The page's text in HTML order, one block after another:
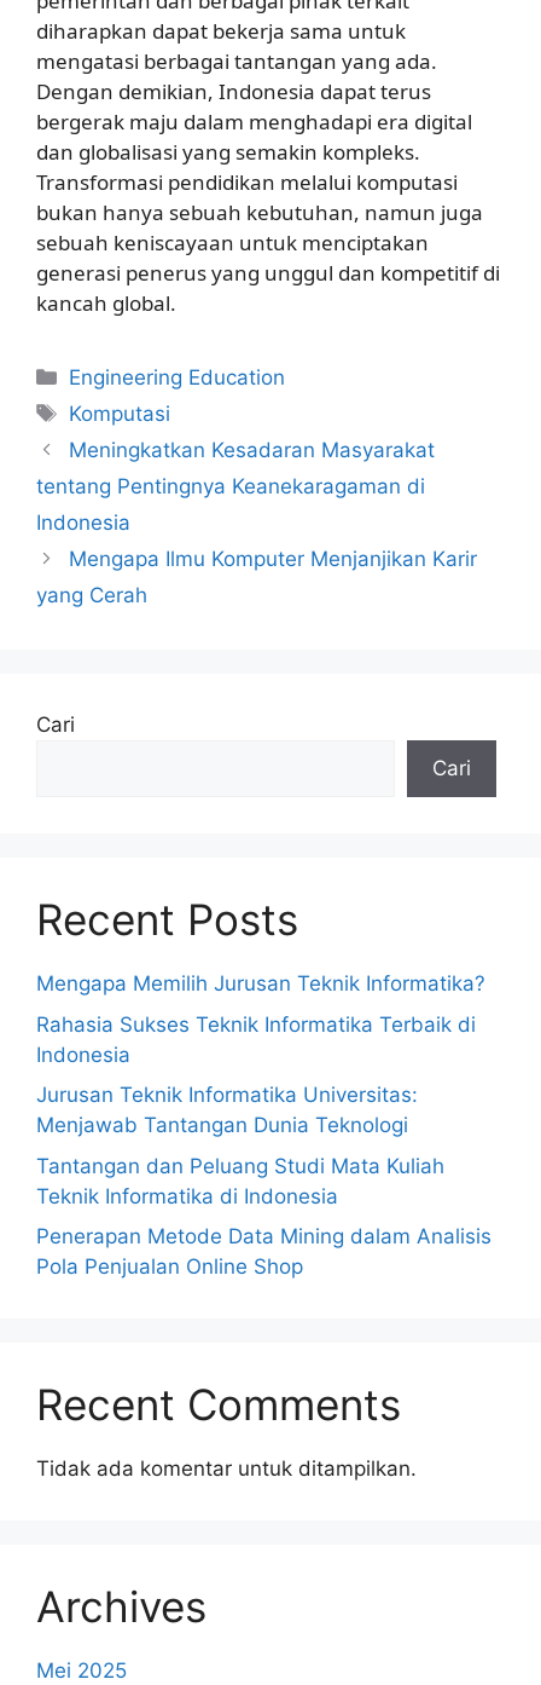
diharapkan dapat bekerja sama untuk
mengatasi berbagai tantangan yang ada.
Dengan demikian, Indonesia dapat terus
bergerak maju dalam menghadapi era digital
dan globalisasi yang semakin kompleks.
Transformasi pendidikan melalui komputasi
bukan hanya sebuah kebutuhan, namun juga
sebuah keniscayaan untuk menciptakan
generasi penerus yang unggul dan kompetitif di
kancah global.
Kategori
Engineering Education
Tag
Komputasi
Meningkatkan Kesadaran Masyarakat
tentang Pentingnya Keanekaragaman di
Indonesia
Mengapa Ilmu Komputer Menjanjikan Karir
yang Cerah
Cari
Cari
Recent Posts
Mengapa Memilih Jurusan Teknik Informatika?
Rahasia Sukses Teknik Informatika Terbaik di
Indonesia
Jurusan Teknik Informatika Universitas:
Menjawab Tantangan Dunia Teknologi
Tantangan dan Peluang Studi Mata Kuliah
Teknik Informatika di Indonesia
Penerapan Metode Data Mining dalam Analisis
Pola Penjualan Online Shop
Recent Comments
Tidak ada komentar untuk ditampilkan.
Archives
Mei 2025